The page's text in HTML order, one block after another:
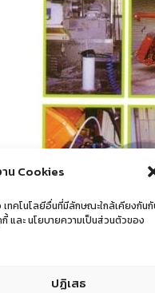
น Cookies
เทคโนโลยีอื่นที่มีลักษณะใกล้เคียงกัน
และ นโยบายความเป็นส่วนตัวของ
ปฏิเสธ